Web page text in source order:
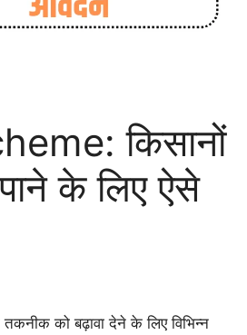
किसानों
के लिए ऐसे
को बढ़ावा देने के लिए विभिन्न